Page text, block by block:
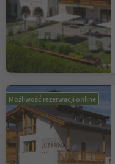
Możliwość rezerwacji online